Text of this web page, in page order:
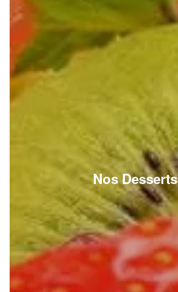
Nos Desserts